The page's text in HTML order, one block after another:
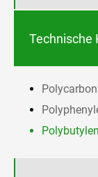
Technische